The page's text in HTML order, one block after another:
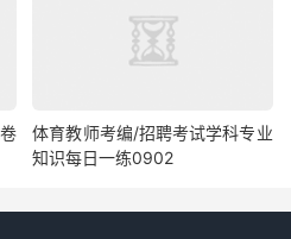
体育教师考编/招聘考试学科专业
知识每日一练0902